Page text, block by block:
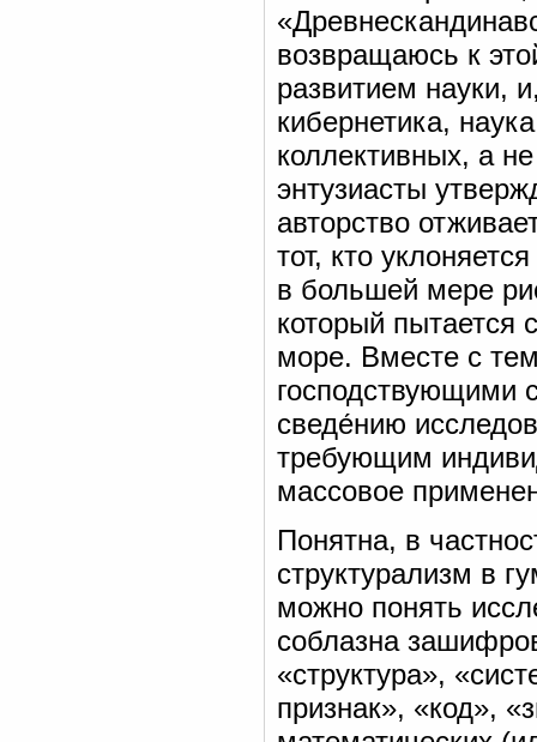
возвращаюсь к
развитием науки,
кибернетика,
коллективных, а
энтузиасты
авторство
тот, кто
в большей мере
который пытается
море. Вместе с
господствующими
сведе́нию
требующим
массовое
Понятна, в
структурализм в
можно понять
соблазна
«структура»,
признак», «код»,